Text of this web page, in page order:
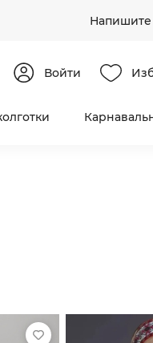
Войти